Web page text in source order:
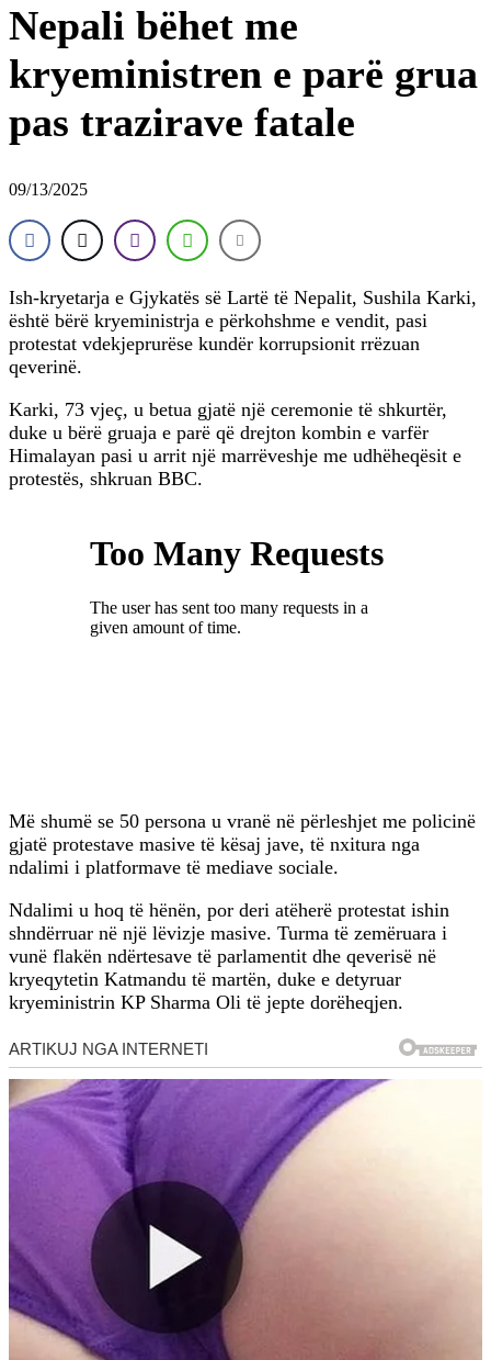
Nepali bëhet me
kryeministren e parë grua
pas trazirave fatale
09/13/2025
Ish-kryetarja e Gjykatës së Lartë të Nepalit, Sushila Karki,
është bërë kryeministrja e përkohshme e vendit, pasi
protestat vdekjeprurëse kundër korrupsionit rrëzuan
qeverinë.
Karki, 73 vjeç, u betua gjatë një ceremonie të shkurtër,
duke u bërë gruaja e parë që drejton kombin e varfër
Himalayan pasi u arrit një marrëveshje me udhëheqësit e
protestës, shkruan BBC.
Më shumë se 50 persona u vranë në përleshjet me policinë
gjatë protestave masive të kësaj jave, të nxitura nga
ndalimi i platformave të mediave sociale.
Ndalimi u hoq të hënën, por deri atëherë protestat ishin
shndërruar në një lëvizje masive. Turma të zemëruara i
vunë flakën ndërtesave të parlamentit dhe qeverisë në
kryeqytetin Katmandu të martën, duke e detyruar
kryeministrin KP Sharma Oli të jepte dorëheqjen.